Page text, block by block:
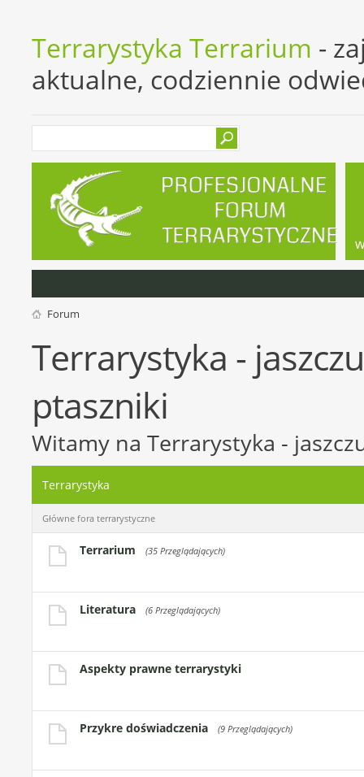
Terrarystyka Terrarium -
aktualne, codziennie
Forum
Terrarystyka -
ptaszniki
Witamy na Terrarystyka -
Terrarystyka
Główne fora terrarystyczne
Terrarium (35 Przeglądających)
Literatura (6 Przeglądających)
Aspekty prawne terrarystyki
Przykre doświadczenia (9 Przeglądających)